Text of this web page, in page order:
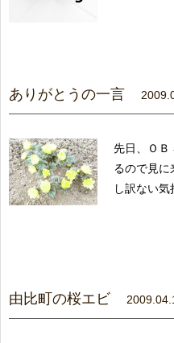
い訪問業
ほかです
風口に...
ありがとうの一言
先日、ＯＢ
るので見に
し訳ない
はほんの
った上、
由比町の桜エビ